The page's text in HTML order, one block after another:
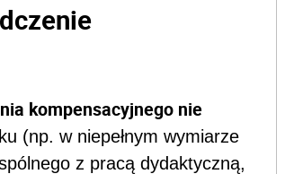
kompensacyjnego nie
(np. w niepełnym wymiarze
z pracą dydaktyczną,